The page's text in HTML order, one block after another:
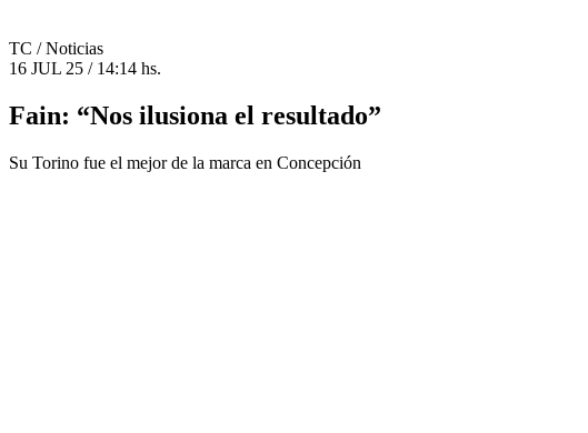
TC / Noticias
16 JUL 25 / 14:14 hs.
Fain: “Nos ilusiona el resultado”
Su Torino fue el mejor de la marca en Concepción